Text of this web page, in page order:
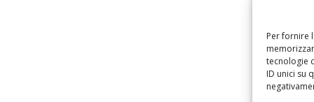
Per fornire
tecnologie
ID unici su